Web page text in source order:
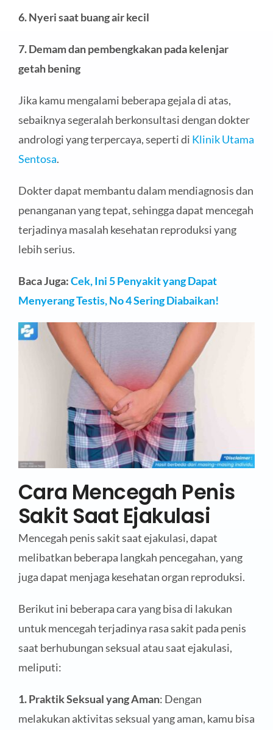
6. Nyeri saat buang air kecil
7. Demam dan pembengkakan pada kelenjar
getah bening
Jika kamu mengalami beberapa gejala di atas,
sebaiknya segeralah berkonsultasi dengan dokter
andrologi yang terpercaya, seperti di Klinik Utama
Sentosa.
Dokter dapat membantu dalam mendiagnosis dan
penanganan yang tepat, sehingga dapat mencegah
terjadinya masalah kesehatan reproduksi yang
lebih serius.
Baca Juga:Cek, Ini 5 Penyakit yang Dapat
Menyerang Testis, No 4 Sering Diabaikan!
Cara Mencegah Penis
Sakit Saat Ejakulasi
Mencegah penis sakit saat ejakulasi, dapat
melibatkan beberapa langkah pencegahan, yang
juga dapat menjaga kesehatan organ reproduksi.
Berikut ini beberapa cara yang bisa di lakukan
untuk mencegah terjadinya rasa sakit pada penis
saat berhubungan seksual atau saat ejakulasi,
meliputi:
1. Praktik Seksual yang Aman: Dengan
melakukan aktivitas seksual yang aman, kamu bisa